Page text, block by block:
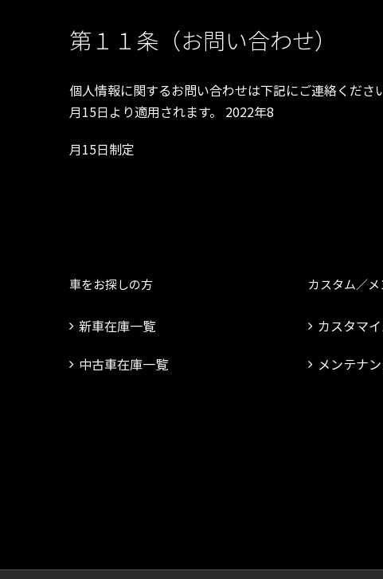
第１１条（お問い合わせ）
個人情報に関するお問い合わせは下記にご連絡く
月15日より適用されます。 2022年8
月15日制定
車をお探しの方
新車在庫一覧
中古車在庫一覧
カスタム／
カスタマ
メンテナ